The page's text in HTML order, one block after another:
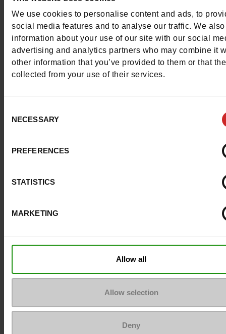
We use cookies to personalise content and ads, to
social media features and to analyse our traffic. We
information about your use of our site with our social
advertising and analytics partners who may combine it
other information that you’ve provided to them or that
collected from your use of their services.
Selection
NECESSARY
PREFERENCES
STATISTICS
MARKETING
Allow all
Allow selection
Deny
Rayon Femmes